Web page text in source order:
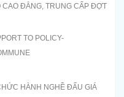
CAO ĐẲNG, TRUNG CẤP ĐỢT
TO POLICY-
HÀNH NGHỀ ĐẤU GIÁ